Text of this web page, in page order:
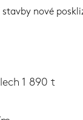
nové
1 890 t